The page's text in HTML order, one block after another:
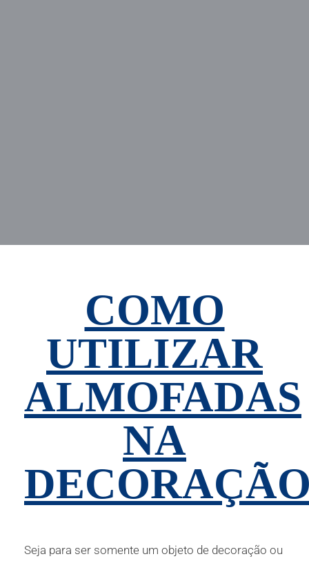
COMO
UTILIZAR
ALMOFADAS
NA
Seja para ser somente um objeto de decoração ou